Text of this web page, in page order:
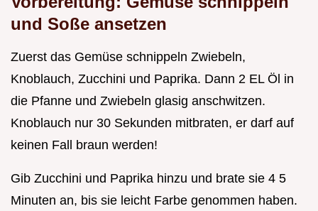
und Soße ansetzen
Zuerst das Gemüse schnippeln Zwiebeln,
Knoblauch, Zucchini und Paprika. Dann 2 EL Öl in
die Pfanne und Zwiebeln glasig anschwitzen.
Knoblauch nur 30 Sekunden mitbraten, er darf auf
keinen Fall braun werden!
Gib Zucchini und Paprika hinzu und brate sie 4 5
Minuten an, bis sie leicht Farbe genommen haben.